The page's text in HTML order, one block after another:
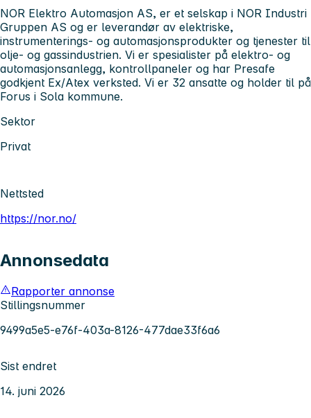
NOR Elektro Automasjon AS, er et selskap i NOR Industri
Gruppen AS og er leverandør av elektriske,
instrumenterings- og automasjonsprodukter og tjenester til
olje- og gassindustrien. Vi er spesialister på elektro- og
automasjonsanlegg, kontrollpaneler og har Presafe
godkjent Ex/Atex verksted. Vi er 32 ansatte og holder til på
Forus i Sola kommune.
Sektor
Privat
Nettsted
https://nor.no/
Annonsedata
Rapporter annonse
Stillingsnummer
9499a5e5-e76f-403a-8126-477dae33f6a6
Sist endret
14. juni 2026